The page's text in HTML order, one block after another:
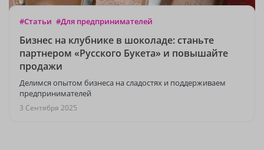
#Статьи #Для предпринимателей
Бизнес на клубнике в шоколаде: станьте
партнером «Русского Букета» и повышайте
продажи
Делимся опытом бизнеса на сладостях и поддерживаем
предпринимателей
3 Сентября 2025